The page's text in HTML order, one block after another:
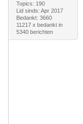
Topics: 190
Lid sinds: Apr 2017
Bedankt: 3660
11217 x bedankt in
5340 berichten